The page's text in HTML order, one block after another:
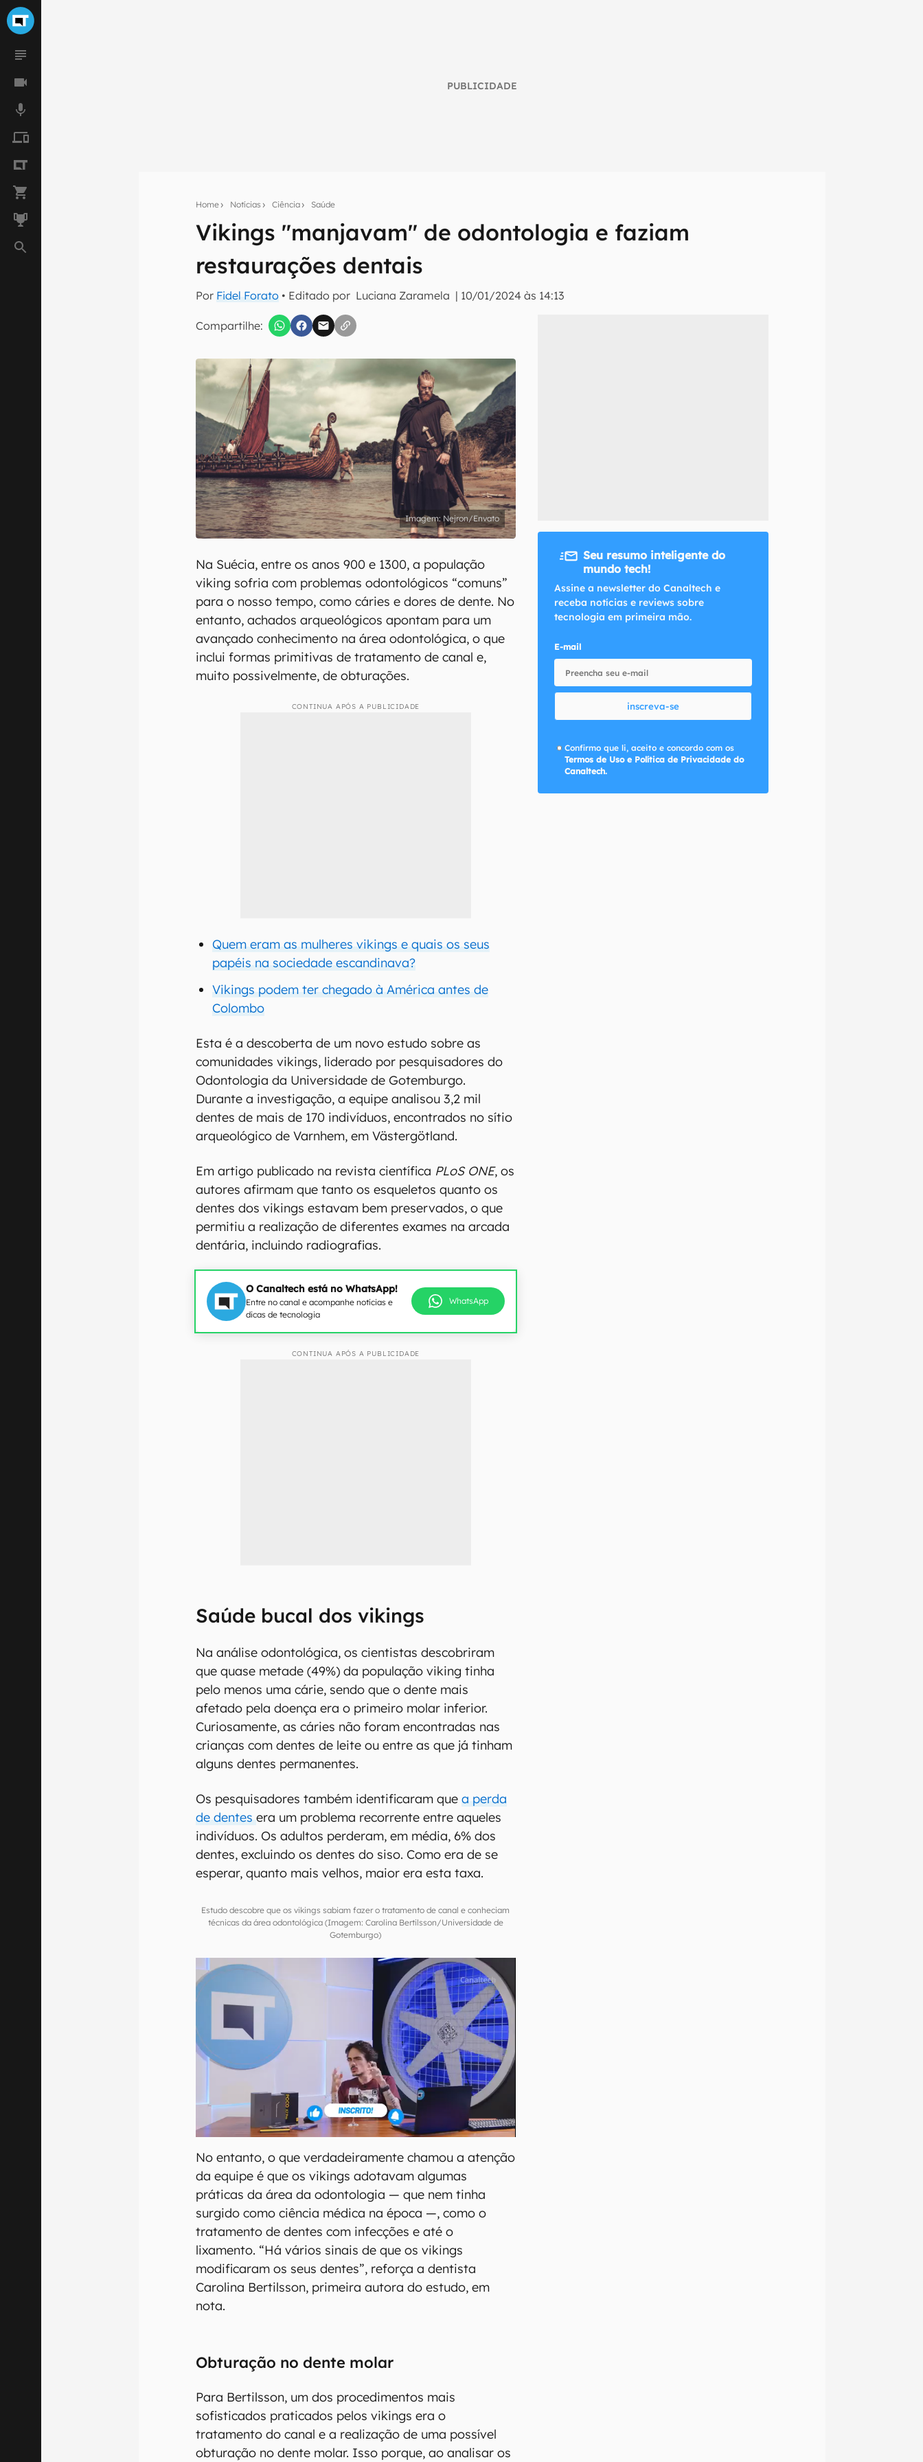
PUBLICIDADE
Home Notícias Ciência Saúde
Vikings "manjavam" de odontologia e faziam
restaurações dentais
Por Fidel Forato • Editado por Luciana Zaramela | 10/01/2024 às 14:13
Compartilhe:
Seu resumo inteligente do mundo tech!
Assine a newsletter do Canaltech e receba notícias e reviews sobre tecnologia em primeira
inscreva-se
Confirmo que li, aceito e concordo com os Termos de Uso e Política de Privacidade do Canaltech.
Nejron/Envato
Na Suécia, entre os anos 900 e 1300, a população
viking sofria com problemas odontológicos “comuns”
para o nosso tempo, como cáries e dores de dente. No
entanto, achados arqueológicos apontam para um
avançado conhecimento na área odontológica, o que
inclui formas primitivas de tratamento de canal e,
muito possivelmente, de obturações.
CONTINUA APÓS A PUBLICIDADE
Quem eram as mulheres vikings e quais os seus
papéis na sociedade escandinava?
Vikings podem ter chegado à América antes de
Colombo
Esta é a descoberta de um novo estudo sobre as
comunidades vikings, liderado por pesquisadores do
Odontologia da Universidade de Gotemburgo.
Durante a investigação, a equipe analisou 3,2 mil
dentes de mais de 170 indivíduos, encontrados no sítio
arqueológico de Varnhem, em Västergötland.
Em artigo publicado na revista científica PLoS ONE, os
autores afirmam que tanto os esqueletos quanto os
dentes dos vikings estavam bem preservados, o que
permitiu a realização de diferentes exames na arcada
dentária, incluindo radiografias.
O Canaltech está no WhatsApp!
Entre no canal e acompanhe notícias e
dicas de tecnologia
WhatsApp
CONTINUA APÓS A PUBLICIDADE
Saúde bucal dos vikings
Na análise odontológica, os cientistas descobriram
que quase metade (49%) da população viking tinha
pelo menos uma cárie, sendo que o dente mais
afetado pela doença era o primeiro molar inferior.
Curiosamente, as cáries não foram encontradas nas
crianças com dentes de leite ou entre as que já tinham
alguns dentes permanentes.
Os pesquisadores também identificaram quea perda
de dentesera um problema recorrente entre aqueles
indivíduos. Os adultos perderam, em média, 6% dos
dentes, excluindo os dentes do siso. Como era de se
esperar, quanto mais velhos, maior era esta taxa.
Estudo descobre que os vikings sabiam fazer o tratamento de canal e conheciam
técnicas da área odontológica (Imagem: Carolina Bertilsson/Universidade de
Gotemburgo)
No entanto, o que verdadeiramente chamou a atenção
da equipe é que os vikings adotavam algumas
práticas da área da odontologia — que nem tinha
surgido como ciência médica na época —, como o
tratamento de dentes com infecções e até o
lixamento. “Há vários sinais de que os vikings
modificaram os seus dentes”, reforça a dentista
Carolina Bertilsson, primeira autora do estudo, em
nota.
Obturação no dente molar
Para Bertilsson, um dos procedimentos mais
sofisticados praticados pelos vikings era o
tratamento do canal e a realização de uma possível
obturação no dente molar. Isso porque, ao analisar os
Seu resumo inteligente do
mundo tech!
Assine a newsletter do Canaltech e
receba notícias e reviews sobre
tecnologia em primeira mão.
E-mail
inscreva-se
Confirmo que li, aceito e concordo com os
Termos de Uso e Política de Privacidade do
Canaltech.